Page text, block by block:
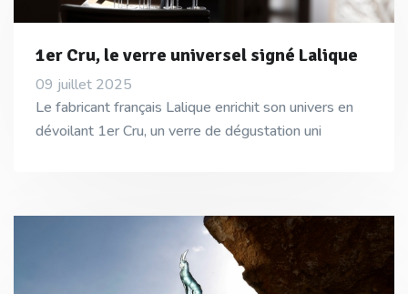
1er Cru, le verre universel signé Lalique
09 juillet 2025
Le fabricant français Lalique enrichit son univers en
dévoilant 1er Cru, un verre de dégustation uni